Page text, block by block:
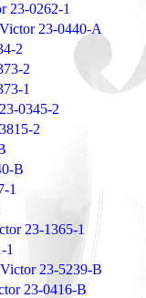
23-0262-1
23-0440-A
2
2
1
0345-2
2
B
1
23-1365-1
1
23-5239-B
23-0416-B